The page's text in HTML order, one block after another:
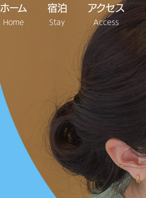
ホーム
Home
宿泊
Stay
原田区(白浜大浜海岸)
長田区(白浜中央海岸)
板戸区(白浜板戸海岸)
アクセス
Access